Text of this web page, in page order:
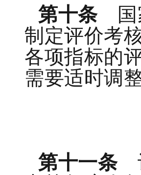
第十条国
制定评价考
各项指标的
需要适时调
第十一条